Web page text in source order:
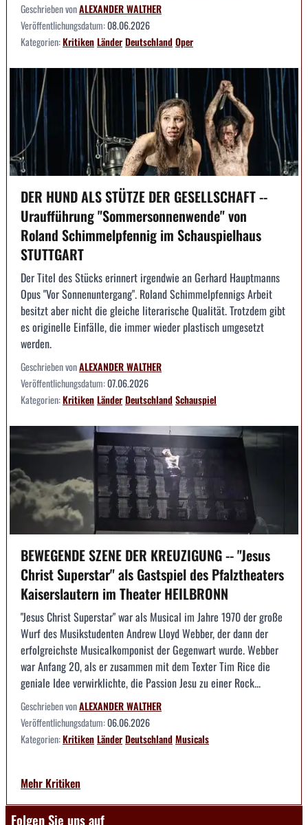
Geschrieben vonALEXANDER WALTHER
Veröffentlichungsdatum:08.06.2026
Kategorien:KritikenLänderDeutschlandOper
DER HUND ALS STÜTZE DER GESELLSCHAFT --
Uraufführung "Sommersonnenwende" von
Roland Schimmelpfennig im Schauspielhaus
STUTTGART
Der Titel des Stücks erinnert irgendwie an Gerhard Hauptmanns
Opus "Vor Sonnenuntergang". Roland Schimmelpfennigs Arbeit
besitzt aber nicht die gleiche literarische Qualität. Trotzdem gibt
es originelle Einfälle, die immer wieder plastisch umgesetzt
werden.
Geschrieben vonALEXANDER WALTHER
Veröffentlichungsdatum:07.06.2026
Kategorien:KritikenLänderDeutschlandSchauspiel
BEWEGENDE SZENE DER KREUZIGUNG -- "Jesus
Christ Superstar" als Gastspiel des Pfalztheaters
Kaiserslautern im Theater HEILBRONN
"Jesus Christ Superstar" war als Musical im Jahre 1970 der große
Wurf des Musikstudenten Andrew Lloyd Webber, der dann der
erfolgreichste Musicalkomponist der Gegenwart wurde. Webber
war Anfang 20, als er zusammen mit dem Texter Tim Rice die
geniale Idee verwirklichte, die Passion Jesu zu einer Rock...
Geschrieben vonALEXANDER WALTHER
Veröffentlichungsdatum:06.06.2026
Kategorien:KritikenLänderDeutschlandMusicals
Mehr Kritiken
Folgen Sie uns auf